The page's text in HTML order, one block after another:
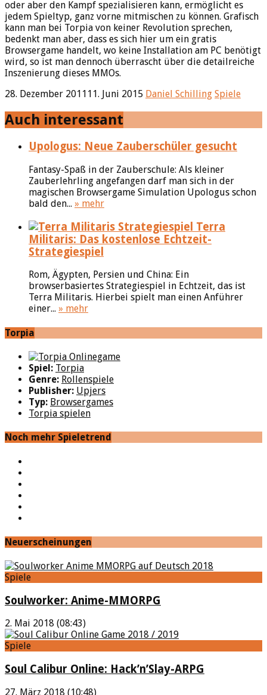
oder aber den Kampf spezialisieren kann, ermöglicht es
jedem Spieltyp, ganz vorne mitmischen zu können. Grafisch
kann man bei Torpia von keiner Revolution sprechen,
bedenkt man aber, dass es sich hier um ein gratis
Browsergame handelt, wo keine Installation am PC benötigt
wird, so ist man dennoch überrascht über die detailreiche
Inszenierung dieses MMOs.
28. Dezember 2011 11. Juni 2015 Daniel Schilling Spiele
Auch interessant
Upologus: Neue Zauberschüler gesucht
Fantasy-Spaß in der Zauberschule: Als kleiner
Zauberlehrling angefangen darf man sich in der
magischen Browsergame Simulation Upologus schon
bald den... » mehr
Terra
Militaris: Das kostenlose Echtzeit-
Strategiespiel
Rom, Ägypten, Persien und China: Ein
browserbasiertes Strategiespiel in Echtzeit, das ist
Terra Militaris. Hierbei spielt man einen Anführer
einer... » mehr
Torpia
Spiel: Torpia
Genre: Rollenspiele
Publisher: Upjers
Typ: Browsergames
Torpia spielen
Noch mehr Spieletrend
Neuerscheinungen
Spiele
Soulworker: Anime-MMORPG
2. Mai 2018 (08:43)
Spiele
Soul Calibur Online: Hack’n’Slay-ARPG
27. März 2018 (10:48)